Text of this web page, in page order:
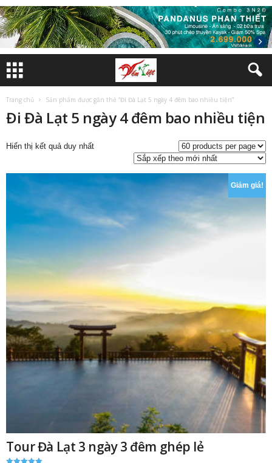
Trang chủ Sản phẩm được gắn thẻ “Đi Đà Lạt 5 ngày 4 đêm bao nhiều tiện”
Đi Đà Lạt 5 ngày 4 đêm bao nhiều tiện
Hiển thị kết quả duy nhất
Giảm giá!
Tour Đà Lạt 3 ngày 3 đêm ghép lẻ